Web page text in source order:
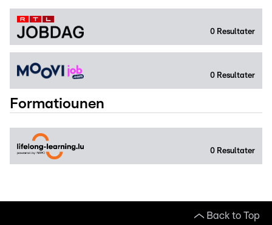
0 Resultater
0 Resultater
Formatiounen
0 Resultater
Back to Top